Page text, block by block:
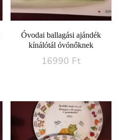
Óvodai ballagási ajándék
kínálótál óvónőknek
16990 Ft